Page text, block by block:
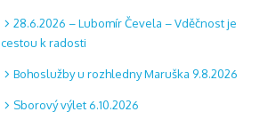
28.6.2026 – Lubomír Čevela – Vděčnost je
cestou k radosti
Bohoslužby u rozhledny Maruška 9.8.2026
Sborový výlet 6.10.2026